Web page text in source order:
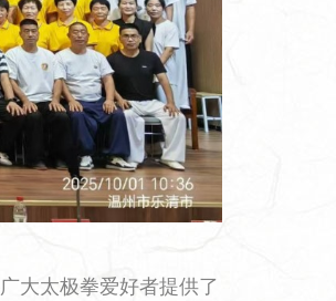
大太极拳爱好者提供了